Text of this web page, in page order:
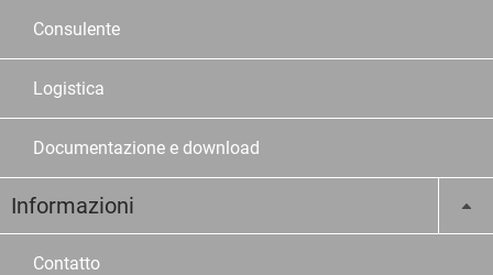
Consulente
Logistica
Documentazione e download
Informazioni
Contatto